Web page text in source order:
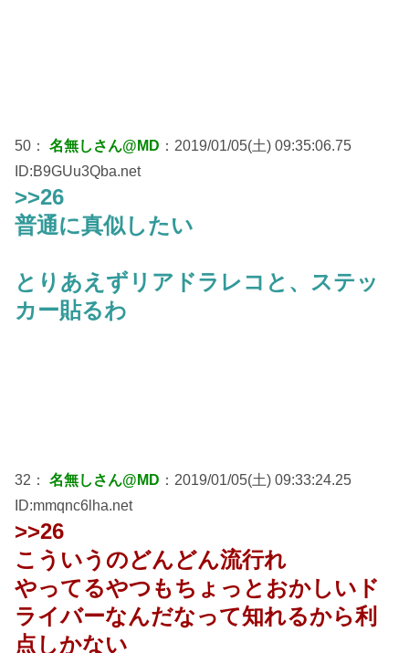
50： 名無しさん@MD ：2019/01/05(土) 09:35:06.75
ID:B9GUu3Qba.net
>>26
普通に真似したい
とりあえずリアドラレコと、ステッ
カー貼るわ
32： 名無しさん@MD ：2019/01/05(土) 09:33:24.25
ID:mmqnc6lha.net
>>26
こういうのどんどん流行れ
やってるやつもちょっとおかしいド
ライバーなんだなって知れるから利
点しかない